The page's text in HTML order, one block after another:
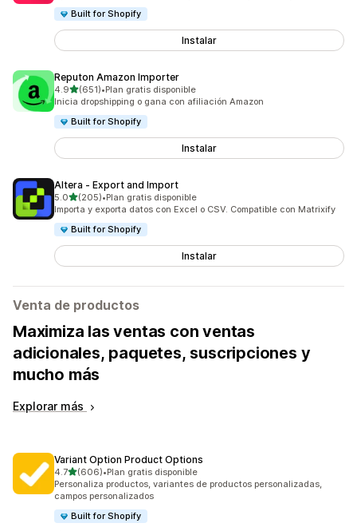
Built for Shopify
Instalar
Reputon Amazon Importer
4.9de 5 estrellas
(651)
651 reseñas en total
•Plan gratis disponible
Inicia dropshipping o gana con afiliación Amazon
Built for Shopify
Instalar
Altera ‑ Export and Import
5.0de 5 estrellas
(205)
205 reseñas en total
•Plan gratis disponible
Importa y exporta datos con Excel o CSV. Compatible con Matrixify
Built for Shopify
Instalar
Venta de productos
Maximiza las ventas con ventas
adicionales, paquetes, suscripciones y
mucho más
Explorar más
Variant Option Product Options
4.7de 5 estrellas
(606)
606 reseñas en total
•Plan gratis disponible
Personaliza productos, variantes de productos personalizadas,
campos personalizados
Built for Shopify